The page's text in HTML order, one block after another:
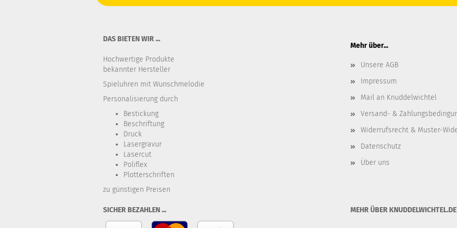
DAS BIETEN WIR ...
Hochwertige Produkte
bekannter Hersteller
Spieluhren mit Wunschmelodie
Personalisierung durch
Bestickung​
Beschriftung
Druck
Lasergravur
Lasercut
Poliflex
Plotterschriften
zu günstigen Preisen
Mehr über...
Unsere AGB
Impressum
Mail an Knuddelwichtel
Versand- &
Widerrufsrecht & Muster-
Datenschutz
Über uns
SICHER BEZAHLEN ... MEHR ÜBER